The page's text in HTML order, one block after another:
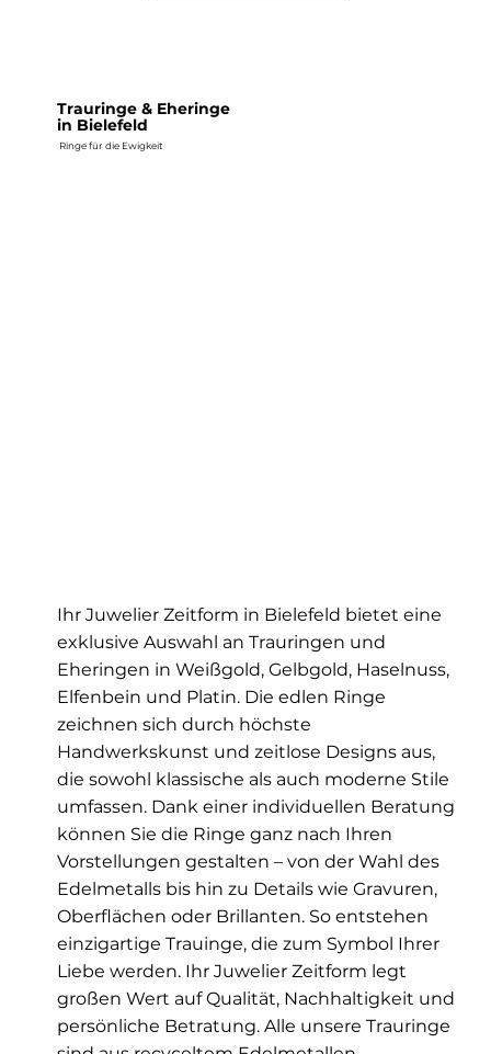
Trauringe & Eheringe
in Bielefeld
Ringe für die Ewigkeit
Ihr Juwelier Zeitform in Bielefeld bietet eine
exklusive Auswahl an Trauringen und
Eheringen in Weißgold, Gelbgold, Haselnuss,
Elfenbein und Platin. Die edlen Ringe
zeichnen sich durch höchste
Handwerkskunst und zeitlose Designs aus,
die sowohl klassische als auch moderne Stile
umfassen. Dank einer individuellen Beratung
können Sie die Ringe ganz nach Ihren
Vorstellungen gestalten – von der Wahl des
Edelmetalls bis hin zu Details wie Gravuren,
Oberflächen oder Brillanten. So entstehen
einzigartige Trauinge, die zum Symbol Ihrer
Liebe werden. Ihr Juwelier Zeitform legt
großen Wert auf Qualität, Nachhaltigkeit und
persönliche Betratung. Alle unsere Trauringe